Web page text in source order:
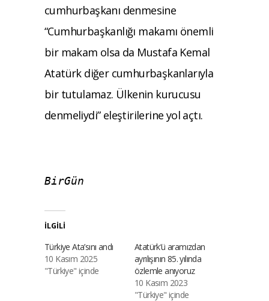
cumhurbaşkanı denmesine
“Cumhurbaşkanlığı makamı önemli
bir makam olsa da Mustafa Kemal
Atatürk diğer cumhurbaşkanlarıyla
bir tutulamaz. Ülkenin kurucusu
denmeliydi” eleştirilerine yol açtı.
BirGün
İLGILI
Türkiye Ata’sını andı
10 Kasım 2025
"Türkiye" içinde
Atatürk’ü aramızdan
ayrılışının 85. yılında
özlemle anıyoruz
10 Kasım 2023
"Türkiye" içinde